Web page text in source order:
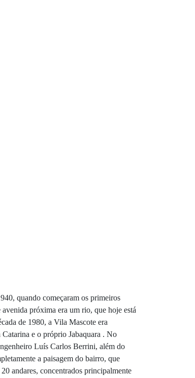
quando começaram os primeiros
próxima era um rio, que hoje está
de 1980, a Vila Mascote era
e o próprio Jabaquara . No
Luís Carlos Berrini, além do
a paisagem do bairro, que
andares, concentrados principalmente